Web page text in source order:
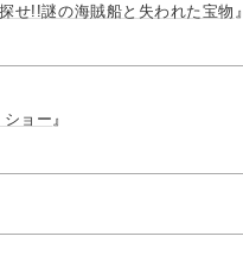
せ!!謎の海賊船と失われた宝物 』
ョー 』